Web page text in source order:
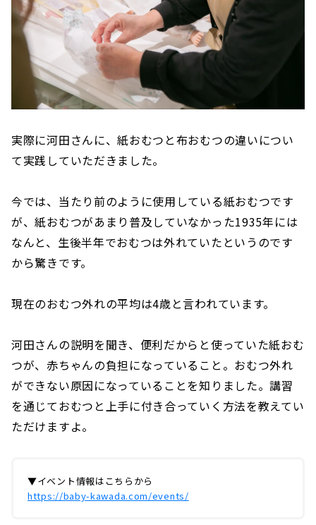
実際に河田さんに、紙おむつと布おむつの違いについ
て実践していただきました。
今では、当たり前のように使用している紙おむつです
が、紙おむつがあまり普及していなかった1935年には
なんと、生後半年でおむつは外れていたというのです
から驚きです。
現在のおむつ外れの平均は4歳と言われています。
河田さんの説明を聞き、便利だからと使っていた紙おむ
つが、赤ちゃんの負担になっていること。おむつ外れ
ができない原因になっていることを知りました。講習
を通じておむつと上手に付き合っていく方法を教えてい
ただけますよ。
▼イベント情報はこちらから
https://baby-kawada.com/events/